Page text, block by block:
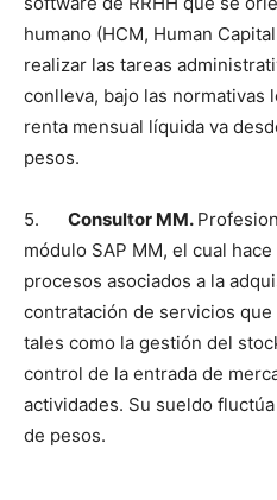
humano (HCM, Human
realizar las tareas
conlleva, bajo las normativas
renta mensual líquida va
pesos.
5. Consultor MM.
módulo SAP MM, el cual
procesos asociados a la
contratación de servicios que
tales como la gestión del
control de la entrada de
actividades. Su sueldo
de pesos.